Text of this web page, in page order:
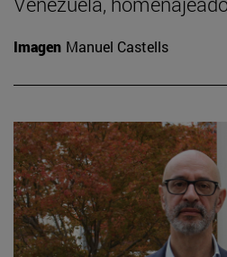
Imagen Manuel Castells